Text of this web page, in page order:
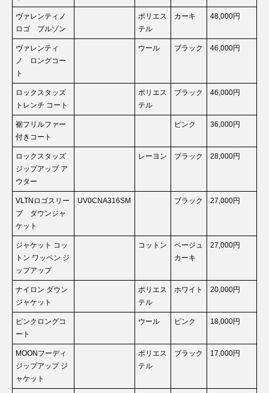
ヴァレンティノ
ロゴ ブルゾン
ポリエス
テル
カーキ 48,000円
ヴァレンティ
ノ ロングコー
ト
ウール ブラック 46,000円
ロックスタッズ
トレンチ コート
ポリエス
テル
ブラック 46,000円
裾フリルファー
付きコート
ピンク 36,000円
ロックスタッズ
ジップアップ ア
ウター
レーヨン ブラック 28,000円
VLTNロゴスリー
ブ ダウンジャ
ケット
UV0CNA316SM ブラック 27,000円
ジャケット コッ
トン ワッペン ジ
ップアップ
コットン
ベージュ
カーキ
27,000円
ナイロン ダウン
ジャケット
ポリエス
テル
ホワイト 20,000円
ピンクロングコ
ート
ウール ピンク 18,000円
MOONフーディ
ジップアップ ジ
ャケット
ポリエス
テル
ブラック 17,000円